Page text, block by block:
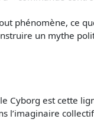
phénomène, ce
un mythe
est cette